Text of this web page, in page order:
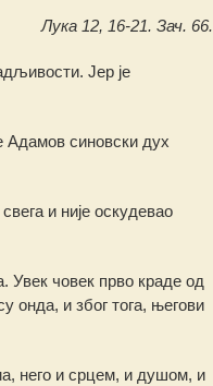
Лука 12, 16-21. Зач. 66.
Јер је
Адамов синовски дух
и није оскудевао
Увек човек прво краде од
онда, и због тога, његови
него и срцем, и душом, и